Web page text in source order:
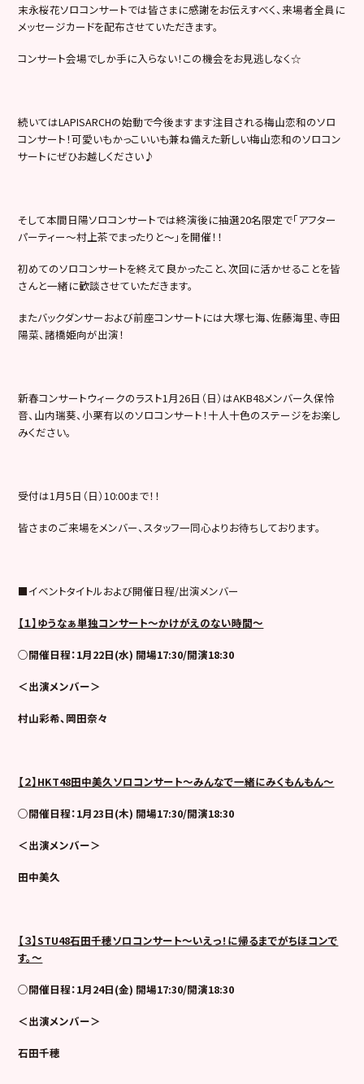
末永桜花ソロコンサートでは皆さまに感謝をお伝えすべく、来場者全員に
メッセージカードを配布させていただきます。
コンサート会場でしか手に入らない！この機会をお見逃しなく☆
続いてはLAPISARCHの始動で今後ますます注目される梅山恋和のソロ
コンサート！可愛いもかっこいいも兼ね備えた新しい梅山恋和のソロコン
サートにぜひお越しください♪
そして本間日陽ソロコンサートでは終演後に抽選20名限定で「アフター
パーティー～村上茶でまったりと～」を開催！！
初めてのソロコンサートを終えて良かったこと、次回に活かせることを皆
さんと一緒に歓談させていただきます。
またバックダンサーおよび前座コンサートには大塚七海、佐藤海里、寺田
陽菜、諸橋姫向が出演！
新春コンサートウィークのラスト1月26日（日）はAKB48メンバー久保怜
音、山内瑞葵、小栗有以のソロコンサート！十人十色のステージをお楽し
みください。
受付は1月5日（日）10:00まで！！
皆さまのご来場をメンバー、スタッフ一同心よりお待ちしております。
■イベントタイトルおよび開催日程/出演メンバー
【１】ゆうなぁ単独コンサート～かけがえのない時間～
○開催日程：1月22日(水) 開場17:30/開演18:30
＜出演メンバー＞
村山彩希、岡田奈々
【２】HKT48田中美久ソロコンサート～みんなで一緒にみくもんもん～
○開催日程：1月23日(木) 開場17:30/開演18:30
＜出演メンバー＞
田中美久
【３】STU48石田千穂ソロコンサート～いえっ！に帰るまでがちほコンで
す。～
○開催日程：1月24日(金) 開場17:30/開演18:30
＜出演メンバー＞
石田千穂